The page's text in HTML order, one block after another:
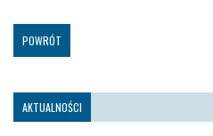
POWRÓT
AKTUALNOŚCI